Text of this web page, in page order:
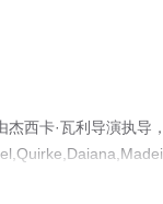
西卡·瓦利导演执导
空影视，更多相关信